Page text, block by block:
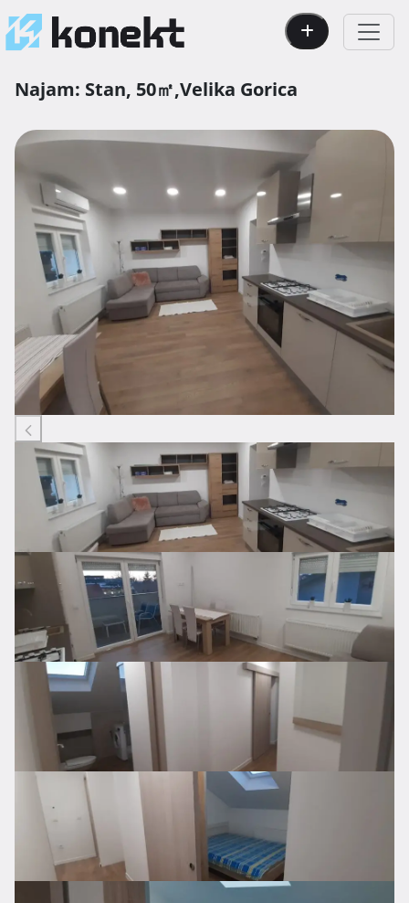
Najam: Stan, 50㎡,Velika Gorica